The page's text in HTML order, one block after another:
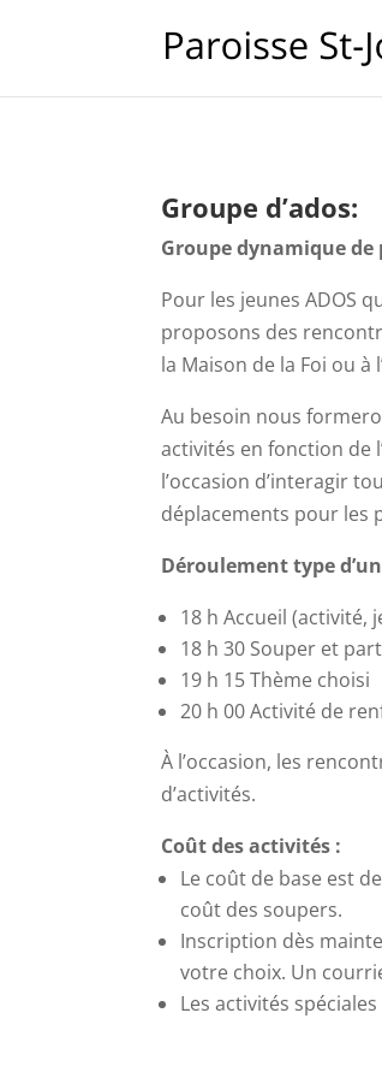
Groupe d’ados:
Groupe dynamique de
Pour les jeunes ADOS
proposons des
la Maison de la Foi ou à
Au besoin nous
activités en fonction de
l’occasion d’interagir
déplacements pour les
Déroulement type
18 h Accueil (activité,
18 h 30 Souper et
19 h 15 Thème choisi
20 h 00 Activité de
À l’occasion, les
d’activités.
Coût des activités :
Le coût de base est
coût des soupers.
Inscription dès
votre choix. Un
Les activités